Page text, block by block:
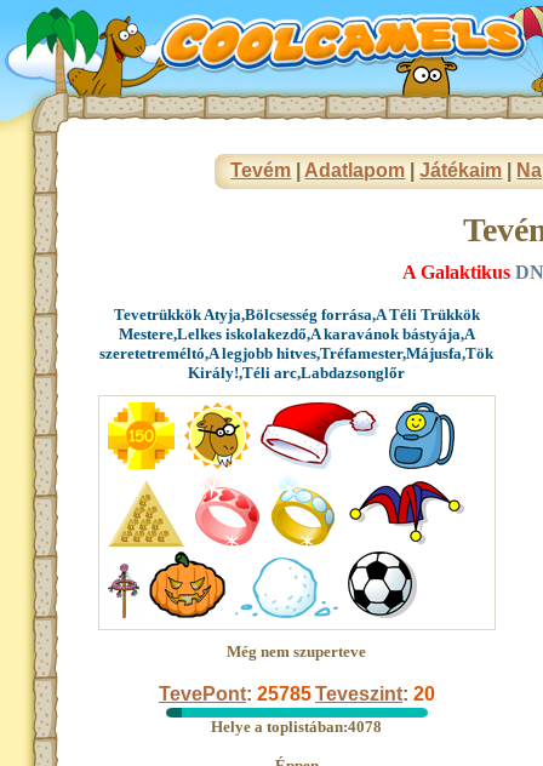
Tevém Adatlapom |Játékaim
A Galaktikus
Tevetrükkök Atyja,Bölcsesség forrása,A Téli Trükkök
Mestere,Lelkes iskolakezdő,A karavánok bástyája,A
szeretetreméltó,A legjobb hitves,Tréfamester,Májusfa,Tök
Király!,Téli arc,Labdazsonglőr
Még nem szuperteve
TevePont: 25785Teveszint: 20
Helye a toplistában:4078